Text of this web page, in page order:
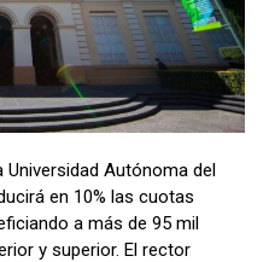
Universidad Autónoma del
en 10% las cuotas
a más de 95 mil
y superior. El rector